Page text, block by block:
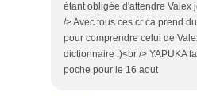
étant obligée d'attendre Valex
/> Avec tous ces cr ca prend
pour comprendre celui de
dictionnaire :)<br /> YAPUKA
poche pour le 16 aout